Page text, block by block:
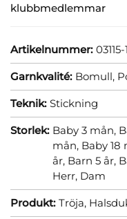
klubbmedlemmar
Artikelnummer: 03115-1
Garnkvalité: Bomull,
Teknik: Stickning
Storlek: Baby 3 mån,
mån, Baby 18
år, Barn 5 år,
Herr, Dam
Produkt: Tröja,